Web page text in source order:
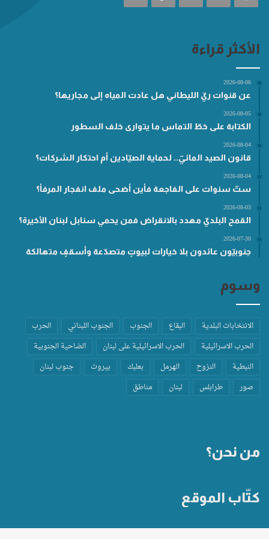
الأكثر قراءة
2026-08-06
عن قنوات ريّ الليطاني هل عادت المياه إلى مجاريها؟
2026-08-05
الكتابة على خطّ التماس ما يتوارى خلف السطور
2026-08-04
قانون الصيد المائيّ.. لحماية الصيّادين أم احتكار الشركات؟
2026-08-04
ستّ سنوات على الفاجعة فأين أضحى ملف انفجار المرفأ؟
2026-08-03
القمح البلديّ مهدد بالانقراض فمن يحمي سنابل لبنان الأخيرة؟
2026-07-30
جنوبيّون عائدون بلا خيارات لبيوتٍ متصدّعة وأسقفٍ متهالكة
وسوم
الانتخابات البلدية البقاع الجنوب الجنوب اللبناني
الحرب
الحرب الاسرائيلية
الحرب الاسرائيلية على لبنان
الضاحية الجنوبية
النبطية
النزوح الهرمل بعلبك بيروت
جنوب لبنان
صور
طرابلس لبنان مناطق
من نحن؟
كتّاب الموقع